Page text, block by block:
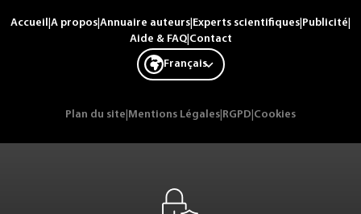
Accueil A propos Annuaire auteurs Experts scientifiques Publicité
Aide & FAQ| Contact
Français
Plan du site Mentions Légales RGPD Cookies